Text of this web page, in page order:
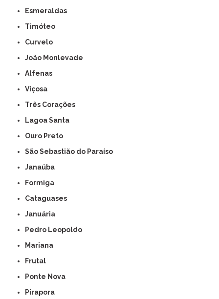
Esmeraldas
Timóteo
Curvelo
João Monlevade
Alfenas
Viçosa
Três Corações
Lagoa Santa
Ouro Preto
São Sebastião do Paraíso
Janaúba
Formiga
Cataguases
Januária
Pedro Leopoldo
Mariana
Frutal
Ponte Nova
Pirapora